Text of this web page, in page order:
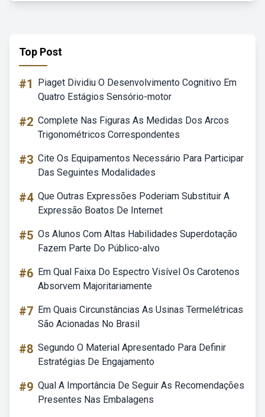
Top Post
#1
Piaget Dividiu O Desenvolvimento Cognitivo Em
Quatro Estágios Sensório-motor
#2 Complete Nas Figuras As Medidas Dos Arcos
Trigonométricos Correspondentes
#3 Cite Os Equipamentos Necessário Para Participar
Das Seguintes Modalidades
#4 Que Outras Expressões Poderiam Substituir A
Expressão Boatos De Internet
#5 Os Alunos Com Altas Habilidades Superdotação
Fazem Parte Do Público-alvo
#6 Em Qual Faixa Do Espectro Visível Os Carotenos
Absorvem Majoritariamente
#7 Em Quais Circunstâncias As Usinas Termelétricas
São Acionadas No Brasil
#8 Segundo O Material Apresentado Para Definir
Estratégias De Engajamento
#9 Qual A Importância De Seguir As Recomendações
Presentes Nas Embalagens